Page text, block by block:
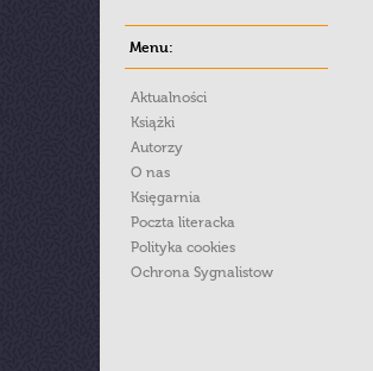
Menu:
Aktualności
Książki
Autorzy
O nas
Księgarnia
Poczta literacka
Polityka cookies
Ochrona Sygnalistow